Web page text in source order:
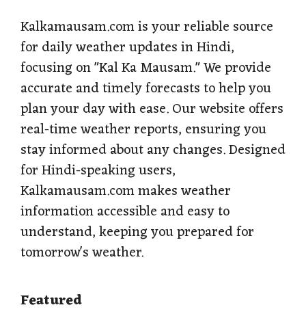
Kalkamausam.com is your reliable source
for daily weather updates in Hindi,
focusing on "Kal Ka Mausam." We provide
accurate and timely forecasts to help you
plan your day with ease. Our website offers
real-time weather reports, ensuring you
stay informed about any changes. Designed
for Hindi-speaking users,
Kalkamausam.com makes weather
information accessible and easy to
understand, keeping you prepared for
tomorrow's weather.
Featured